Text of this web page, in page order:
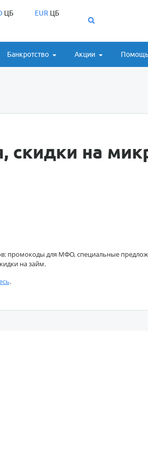
ЦБ EUR ЦБ
Банкротство Акции Помощь
скидки на
промокоды для МФО, специальные
на займ.
.